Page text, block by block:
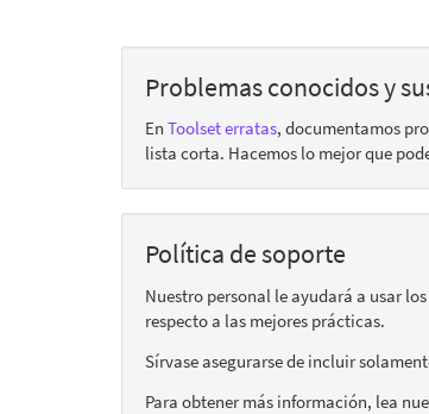
Problemas conocidos y
En Toolset erratas, documentamos
lista corta. Hacemos lo mejor que
Política de soporte
Nuestro personal le ayudará a usar
respecto a las mejores prácticas.
Sírvase asegurarse de incluir
Para obtener más información, lea